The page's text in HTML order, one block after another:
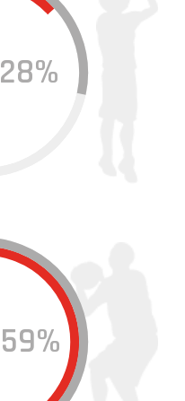
28%
59%